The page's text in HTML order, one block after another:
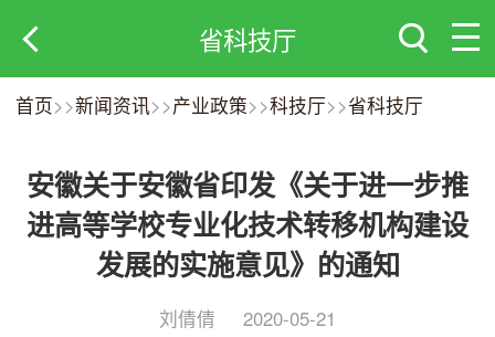
省科技厅
首页>>新闻资讯>>产业政策>>科技厅>>省科技厅
安徽关于安徽省印发《关于进一步推
进高等学校专业化技术转移机构建设
发展的实施意见》的通知
刘倩倩 2020-05-21